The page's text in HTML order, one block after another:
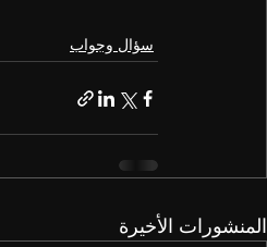
سؤال وجواب
المنشورات الأخيرة